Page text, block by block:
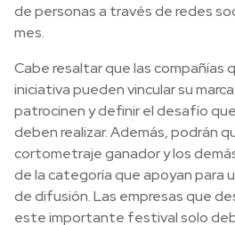
de personas a través de redes
mes.
Cabe resaltar que las compañías
iniciativa pueden vincular su
patrocinen y definir el desafío
deben realizar. Además, podrán
cortometraje ganador y los
de la categoría que apoyan para
de difusión. Las empresas que
este importante festival solo